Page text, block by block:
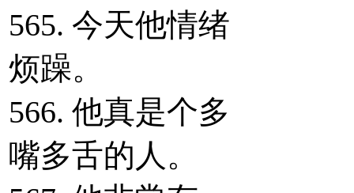
565. 今天他情绪
烦躁。
566. 他真是个多
嘴多舌的人。